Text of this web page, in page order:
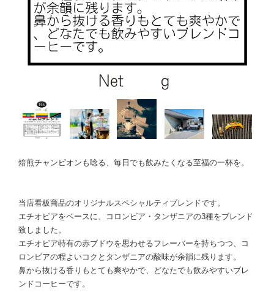
焙煎チャンピオンも唸る、毎日でも飲みたくなる至福の一杯を。
当店看板商品のオリジナルスペシャルティブレンドです。
エチオピアをベースに、コロンビア・タンザニアの3種をブレンド
致しました。
エチオピア特有の赤ブドウを思わせるフレーバーを持ちつつ、コ
ロンビアの程よいコクとタンザニアの酸味が余韻に残ります。
鼻から抜ける香りもとても爽やかで、どなたでも飲みやすいブレ
ンドコーヒーです。